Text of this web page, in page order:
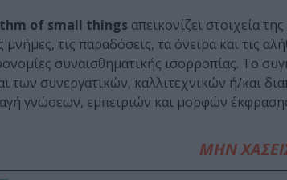
of small things απεικονίζει στοιχεία
µνήµες, τις παραδόσεις, τα όνειρα και τις
συναισθηµατικής ισορροπίας. To
των συνεργατικών, καλλιτεχνικών ή/και
γνώσεων, εµπειριών και µορφών
ΜΗΝ